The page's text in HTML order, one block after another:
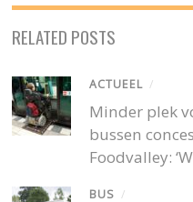
RELATED POSTS
ACTUEEL /
Minder plek
bussen
Foodvalley:
BUS /